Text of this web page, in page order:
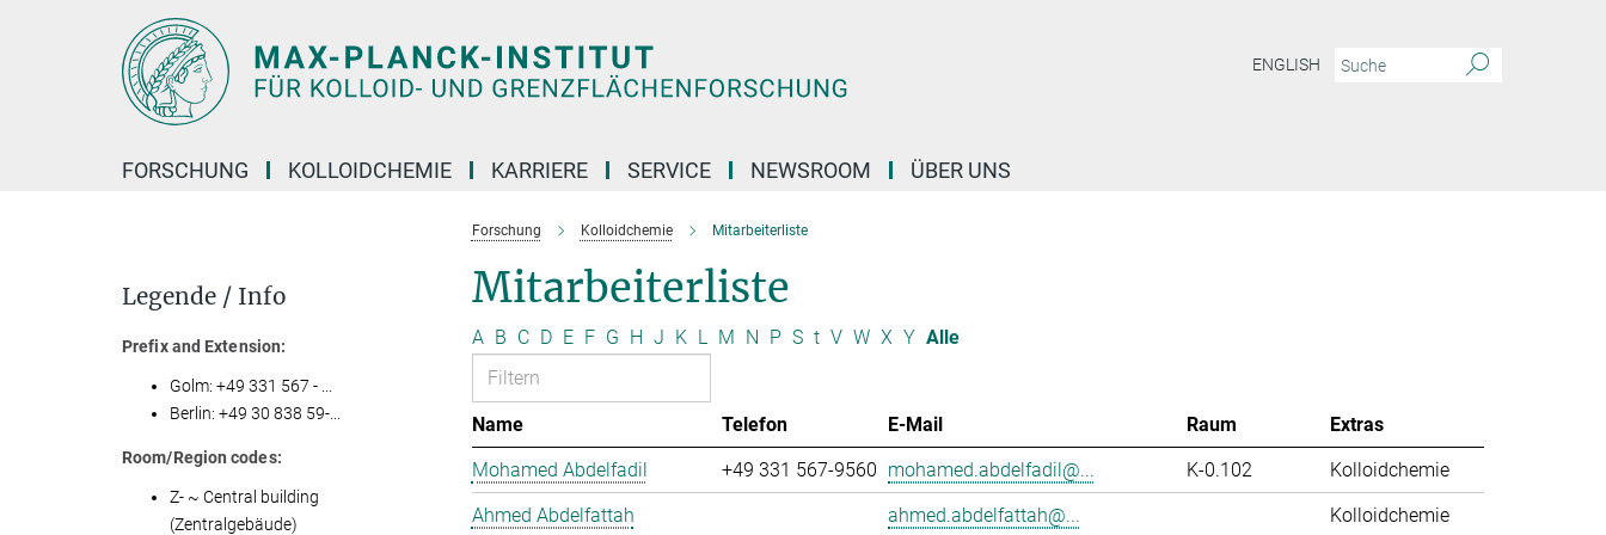
ENGLISH
FORSCHUNG KOLLOIDCHEMIE KARRIERE SERVICE NEWSROOM ÜBER UNS
Forschung Kolloidchemie Mitarbeiterliste
Mitarbeiterliste
A B C D E F G H J K L M N P S t V W X Y Alle
Name Telefon E-Mail Raum
Extras
Mohamed Abdelfadil
+49 331 567-9560 mohamed.abdelfadil@... K-0.102
Kolloidchemie
Ahmed Abdelfattah
ahmed.abdelfattah@... Kolloidchemie
Legende / Info
Prefix and Extension:
Golm: +49 331 567 - ...
Berlin: +49 30 838 59-...
Room/Region codes:
Z- ~ Central building
(Zentralgebäude)